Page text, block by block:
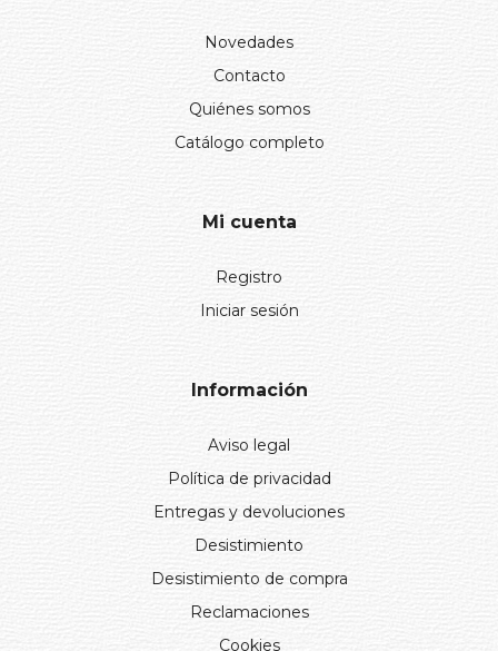
Novedades
Contacto
Quiénes somos
Catálogo completo
Mi cuenta
Registro
Iniciar sesión
Información
Aviso legal
Política de privacidad
Entregas y devoluciones
Desistimiento
Desistimiento de compra
Reclamaciones
Cookies